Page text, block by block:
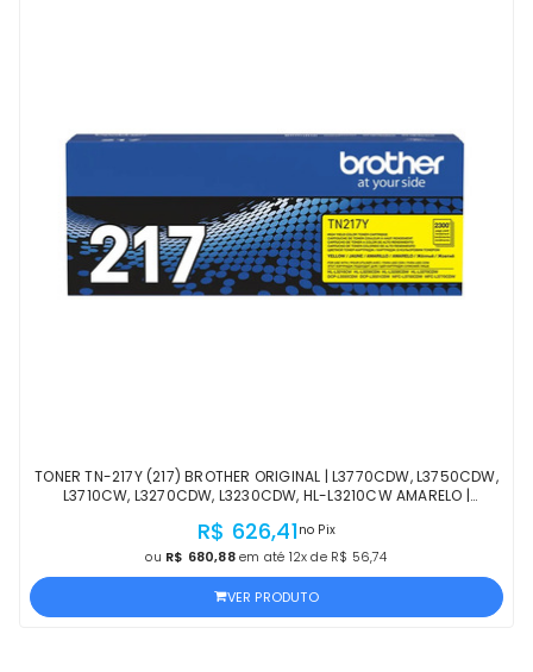
TONER TN-217Y (217) BROTHER ORIGINAL | L3770CDW, L3750CDW,
L3710CW, L3270CDW, L3230CDW, HL-L3210CW AMARELO |
R$ 626,41no Pix
ou R$ 680,88em até 12x de R$ 56,74
VER PRODUTO